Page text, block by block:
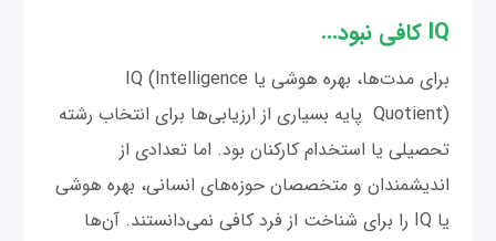
IQ کافی نبود...
برای مدت‌ها، بهره هوشی یا IQ (Intelligence
Quotient) پایه بسیاری از ارزیابی‌ها برای انتخاب رشته
تحصیلی یا استخدام کارکنان بود. اما تعدادی از
اندیشمندان و متخصصان حوزه‌های انسانی، بهره هوشی
یا IQ را برای شناخت از فرد کافی نمی‌دانستند. آن‌ها